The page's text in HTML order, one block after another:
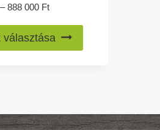
– 888 000 FtÁrtartomány:
000 Ft
-
választása
a
van.